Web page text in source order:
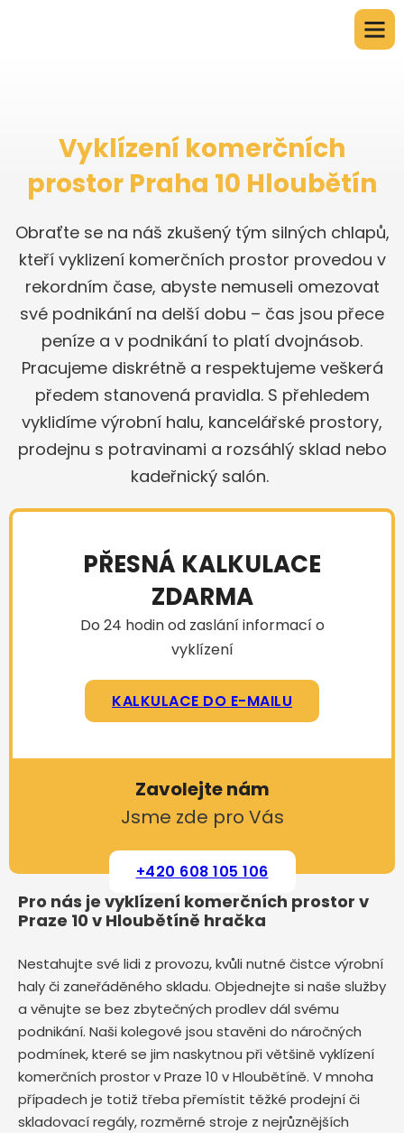
Vyklízení komerčních
prostor Praha 10 Hloubětín
Obraťte se na náš zkušený tým silných chlapů,
kteří vyklizení komerčních prostor provedou v
rekordním čase, abyste nemuseli omezovat
své podnikání na delší dobu – čas jsou přece
peníze a v podnikání to platí dvojnásob.
Pracujeme diskrétně a respektujeme veškerá
předem stanovená pravidla. S přehledem
vyklidíme výrobní halu, kancelářské prostory,
prodejnu s potravinami a rozsáhlý sklad nebo
kadeřnický salón.
PŘESNÁ KALKULACE
ZDARMA
Do 24 hodin od zaslání informací o
vyklízení
KALKULACE DO E-MAILU
Zavolejte nám
Jsme zde pro Vás
+420 608 105 106
Pro nás je vyklízení komerčních prostor v
Praze 10 v Hloubětíně hračka
Nestahujte své lidi z provozu, kvůli nutné čistce výrobní
haly či zaneřáděného skladu. Objednejte si naše služby
a věnujte se bez zbytečných prodlev dál svému
podnikání. Naši kolegové jsou stavěni do náročných
podmínek, které se jim naskytnou při většině vyklízení
komerčních prostor v Praze 10 v Hloubětíně. V mnoha
případech je totiž třeba přemístit těžké prodejní či
skladovací regály, rozměrné stroje z nejrůznějších